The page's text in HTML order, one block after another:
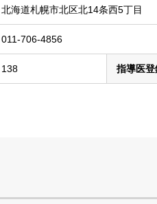
北海道札幌市北区北14条西5丁目
011-706-4856
138 指導医登